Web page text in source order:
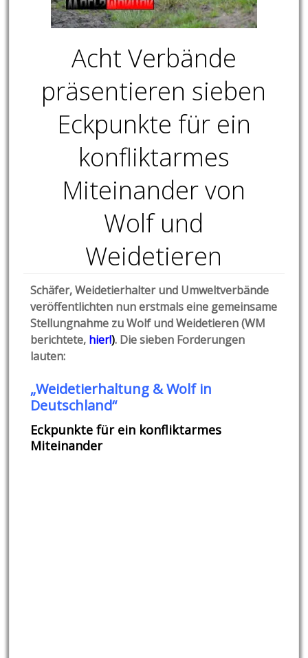
Acht Verbände
präsentieren sieben
Eckpunkte für ein
konfliktarmes
Miteinander von
Wolf und
Weidetieren
Schäfer, Weidetierhalter und Umweltverbände
veröffentlichten nun erstmals eine gemeinsame
Stellungnahme zu Wolf und Weidetieren (WM
berichtete, hier!). Die sieben Forderungen
lauten:
„Weidetierhaltung & Wolf in
Deutschland“
Eckpunkte für ein konfliktarmes
Miteinander